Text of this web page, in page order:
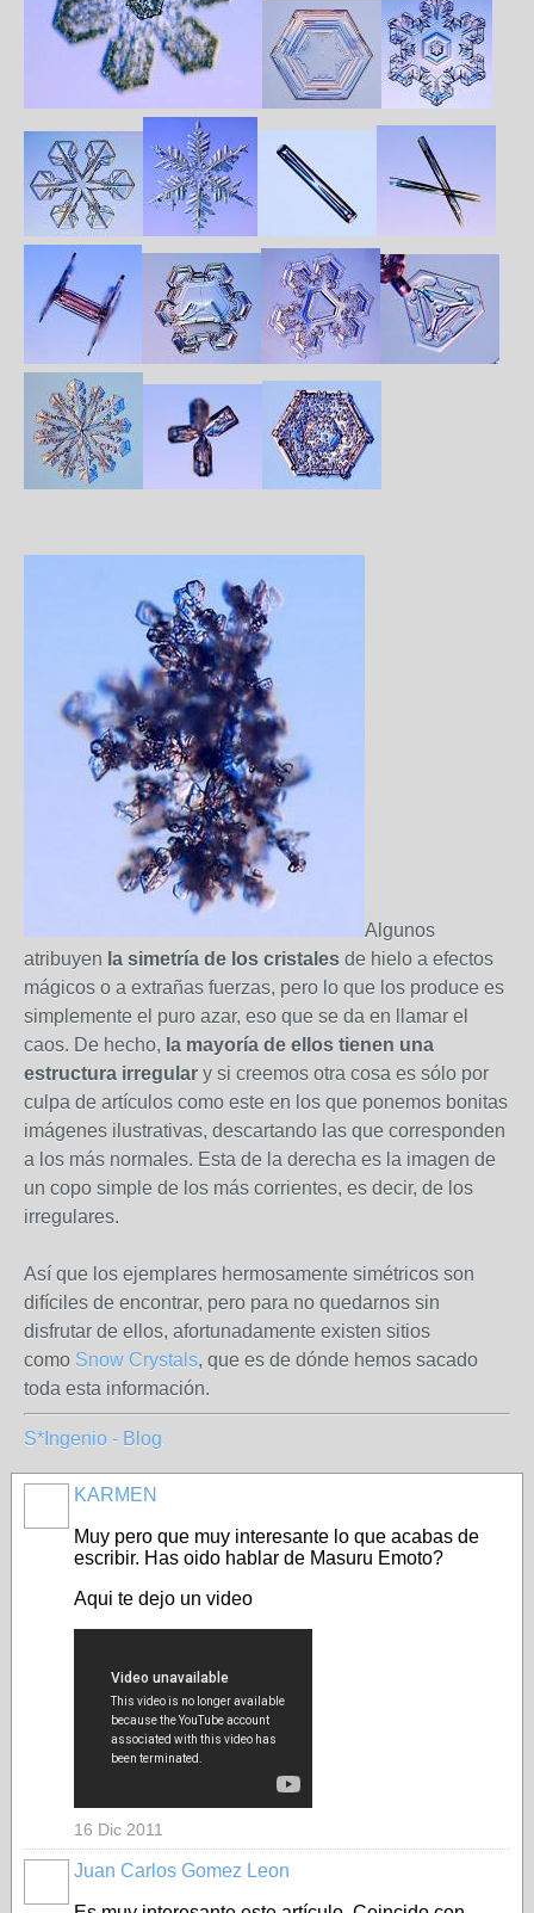
Algunos
atribuyen la simetría de los cristales de hielo a efectos
mágicos o a extrañas fuerzas, pero lo que los produce es
simplemente el puro azar, eso que se da en llamar el
caos. De hecho, la mayoría de ellos tienen una
estructura irregular y si creemos otra cosa es sólo por
culpa de artículos como este en los que ponemos bonitas
imágenes ilustrativas, descartando las que corresponden
a los más normales. Esta de la derecha es la imagen de
un copo simple de los más corrientes, es decir, de los
irregulares.
Así que los ejemplares hermosamente simétricos son
difíciles de encontrar, pero para no quedarnos sin
disfrutar de ellos, afortunadamente existen sitios
como Snow Crystals, que es de dónde hemos sacado
toda esta información.
S*Ingenio - Blog
KARMEN
Muy pero que muy interesante lo que acabas de
escribir. Has oido hablar de Masuru Emoto?
Aqui te dejo un video
16 Dic 2011
Juan Carlos Gomez Leon